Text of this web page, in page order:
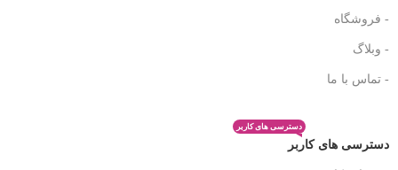
- فروشگاه
- وبلاگ
- تماس با ما
دسترسی های کاربر
دسترسی های کاربر